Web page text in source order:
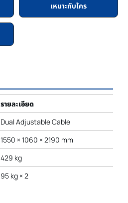
เหมาะกับใคร
รายละเอียด
Dual Adjustable Cable
1550 × 1060 × 2190 mm
429 kg
95 kg × 2